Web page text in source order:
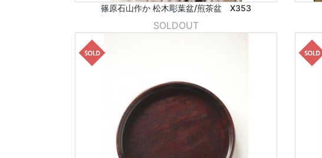
篠原石山作か 松木彫葉盆/煎茶盆 X353
SOLDOUT